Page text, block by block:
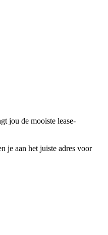
jou de mooiste lease-
je aan het juiste adres voor